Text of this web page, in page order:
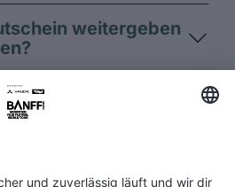
weitergeben